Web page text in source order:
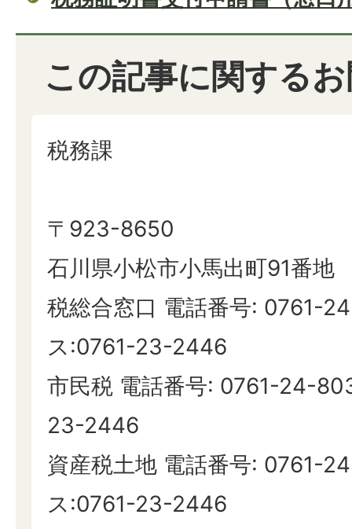
この記事に関する
税務課
〒923-8650
石川県小松市小馬出町91番地
税総合窓口 電話番号: 0761-
ス:0761-23-2446
市民税 電話番号: 0761-24-
23-2446
資産税土地 電話番号: 0761-
ス:0761-23-2446